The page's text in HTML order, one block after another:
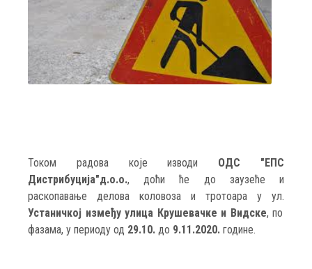
Током радова које изводи ОДС "ЕПС
Дистрибуција"д.о.о., доћи ће до заузеће и
раскопавање делова коловоза и тротоара у ул.
Устаничкој између улица Крушевачке и Видске, по
фазама, у периоду од 29.10. до 9.11.2020. године.